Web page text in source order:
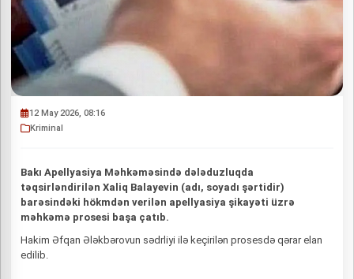
12 May 2026, 08:16
Kriminal
Bakı Apellyasiya Məhkəməsində dələduzluqda
təqsirləndirilən Xaliq Balayevin (adı, soyadı şərtidir)
barəsindəki hökmdən verilən apellyasiya şikayəti üzrə
məhkəmə prosesi başa çatıb.
Hakim Əfqan Ələkbərovun sədrliyi ilə keçirilən prosesdə qərar elan
edilib.